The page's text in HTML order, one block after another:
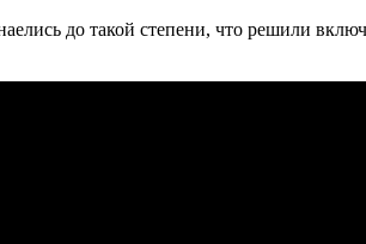
до такой степени, что решили